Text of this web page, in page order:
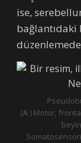
ise,
(A ) Motor,